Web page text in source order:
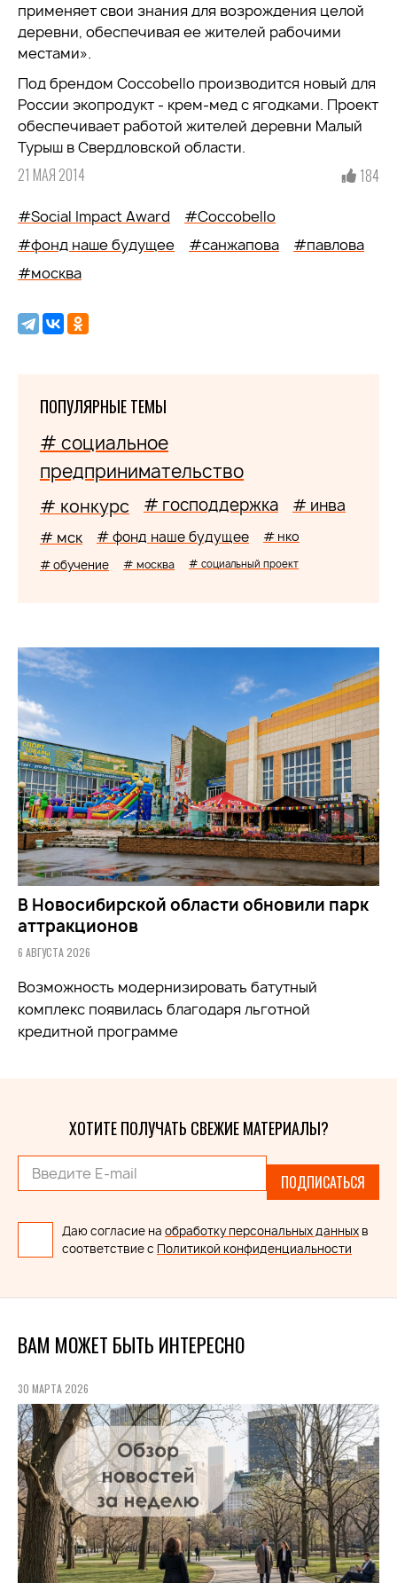
применяет свои знания для возрождения целой
деревни, обеспечивая ее жителей рабочими
местами».
Под брендом Coccobello производится новый для
России экопродукт - крем-мед с ягодками. Проект
обеспечивает работой жителей деревни Малый
Турыш в Свердловской области.
21 МАЯ 2014 184
#Social Impact Award
#Coccobello
#фонд наше будущее
#санжапова
#павлова
#москва
ПОПУЛЯРНЫЕ ТЕМЫ
# социальное
предпринимательство
# конкурс # господдержка # инва
# мск # фонд наше будущее # нко
# обучение # москва # социальный проект
В Новосибирской области обновили парк
аттракционов
6 АВГУСТА 2026
Возможность модернизировать батутный
комплекс появилась благодаря льготной
кредитной программе
ХОТИТЕ ПОЛУЧАТЬ СВЕЖИЕ МАТЕРИАЛЫ?
ПОДПИСАТЬСЯ
Даю согласие на обработку персональных данных в
соответствие с Политикой конфиденциальности
ВАМ МОЖЕТ БЫТЬ ИНТЕРЕСНО
30 МАРТА 2026